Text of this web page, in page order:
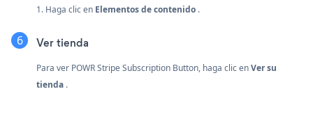
1. Haga clic en Elementos de contenido .
Ver tienda
Para ver POWR Stripe Subscription Button, haga clic enVer su
tienda .